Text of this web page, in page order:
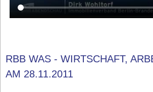
RBB WAS - WIRTSCHAFT,
AM 28.11.2011